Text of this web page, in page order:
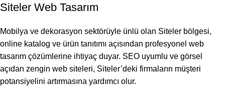
Siteler Web Tasarım
Mobilya ve dekorasyon sektörüyle ünlü olan Siteler bölgesi,
online katalog ve ürün tanıtımı açısından profesyonel web
tasarım çözümlerine ihtiyaç duyar. SEO uyumlu ve görsel
açıdan zengin web siteleri, Siteler’deki firmaların müşteri
potansiyelini artırmasına yardımcı olur.